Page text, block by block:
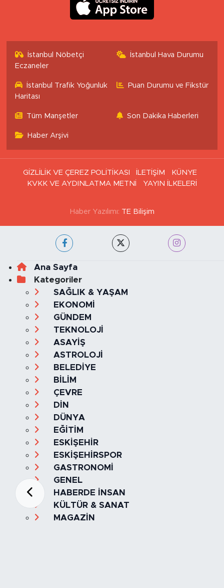
İstanbul Nöbetçi
Eczaneler
İstanbul Hava Durumu
İstanbul Trafik Yoğunluk
Haritası
Puan Durumu ve Fikstür
Tüm Manşetler Son Dakika Haberleri
Haber Arşivi
GİZLİLİK VE ÇEREZ POLİTİKASI İLETİŞİM
KÜNYE
KVKK VE AYDINLATMA METNİ
YAYIN İLKELERİ
Haber Yazılımı: TE Bilişim
Ana Sayfa
Kategoriler
SAĞLIK & YAŞAM
EKONOMİ
GÜNDEM
TEKNOLOJİ
ASAYİŞ
ASTROLOJİ
BELEDİYE
BİLİM
ÇEVRE
DİN
DÜNYA
EĞİTİM
ESKİŞEHİR
ESKİŞEHİRSPOR
GASTRONOMİ
GENEL
HABERDE İNSAN
KÜLTÜR & SANAT
MAGAZİN